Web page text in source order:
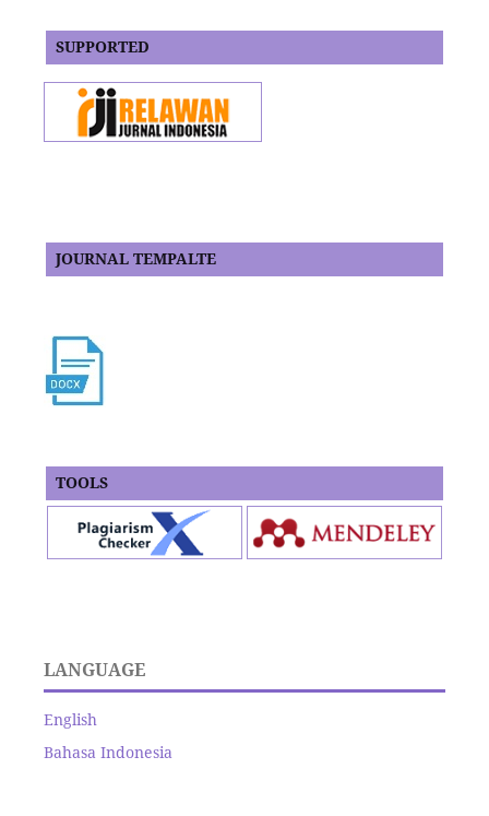
SUPPORTED
JOURNAL TEMPALTE
TOOLS
LANGUAGE
English
Bahasa Indonesia